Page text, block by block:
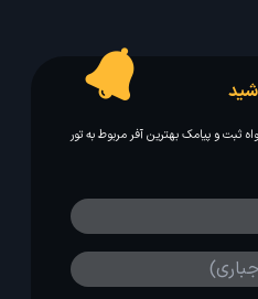
ثبت و پیامک بهترین آفر مربوط به تور